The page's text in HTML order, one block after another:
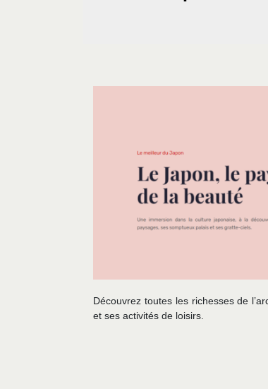
Découvrez toutes les richesses de
et ses activités de loisirs.